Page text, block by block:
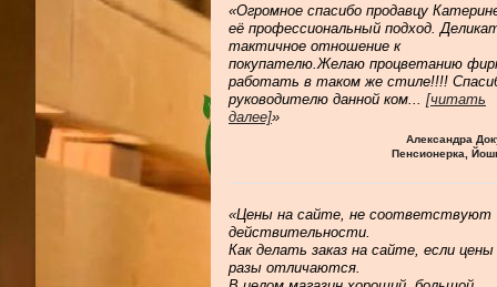
«Огромное спасибо продавцу
её профессиональный подход.
тактичное отношение к
покупателю.Желаю процветанию
работать в таком же стиле!!!!
руководителю данной ком
[читать
далее]»
Александра
Пенсионерка,
«Цены на сайте, не соответствуют
действительности.
Как делать заказ на сайте, если цены
разы отличаются.